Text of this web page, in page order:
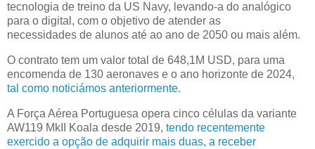
tecnologia de treino da US Navy, levando-a do analógico
para o digital, com o objetivo de atender as
necessidades de alunos até ao ano de 2050 ou mais além.
O contrato tem um valor total de 648,1M USD, para uma
encomenda de 130 aeronaves e o ano horizonte de 2024,
tal como noticiámos anteriormente.
A Força Aérea Portuguesa opera cinco células da variante
AW119 MkII Koala desde 2019, tendo recentemente
exercido a opção de adquirir mais duas, a receber